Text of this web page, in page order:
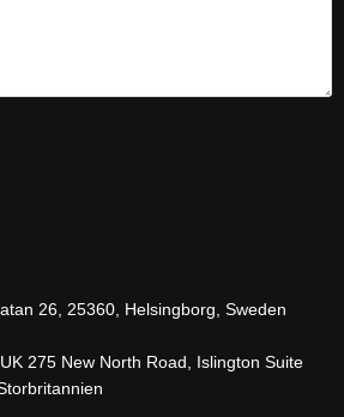
26, 25360, Helsingborg, Sweden
275 New North Road, Islington Suite